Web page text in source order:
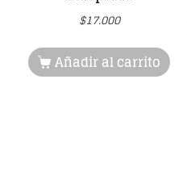
$17.000
Añadir al carrito